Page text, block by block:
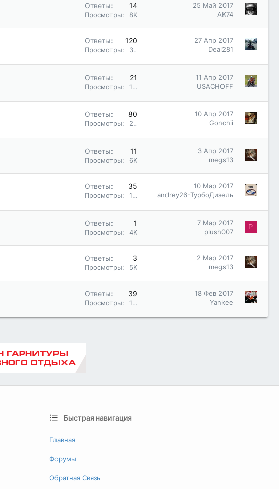
Ответы 14
Просмотры 8K
25 Май 2017
AK74
Ответы 120
Просмотры 34K
27 Апр 2017
Deal281
Ответы 21
Просмотры 12K
11 Апр 2017
USACHOFF
Ответы 80
Просмотры 28K
10 Апр 2017
Gonchii
Ответы 11
Просмотры 6K
3 Апр 2017
megs13
Ответы 35
Просмотры 10K
10 Мар 2017
andrey26-ТурбоДизель
Ответы 1
Просмотры 4K
7 Мар 2017
plush007
P
Ответы 3
Просмотры 5K
2 Мар 2017
megs13
Ответы 39
Просмотры 17K
18 Фев 2017
Yankee
Быстрая навигация
Главная
Форумы
Обратная Связь